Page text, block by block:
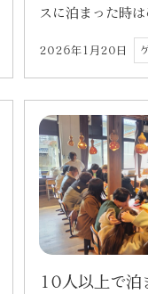
スに泊まった時
2026年1月20日
10人以上で泊